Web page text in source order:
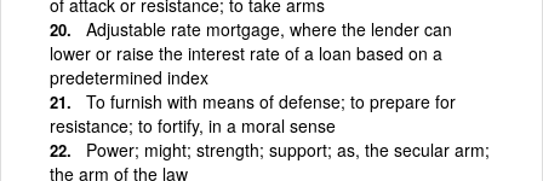
Adjustable rate mortgage, where the lender can
lower or raise the interest rate of a loan based on a
predetermined index
To furnish with means of defense; to prepare for
resistance; to fortify, in a moral sense
Power; might; strength; support; as, the secular arm;
the arm of the law